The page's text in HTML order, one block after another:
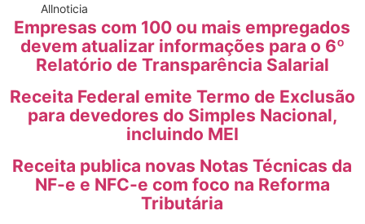
Allnoticia
Empresas com 100 ou mais empregados
devem atualizar informações para o 6º
Relatório de Transparência Salarial
Receita Federal emite Termo de Exclusão
para devedores do Simples Nacional,
incluindo MEI
Receita publica novas Notas Técnicas da
NF-e e NFC-e com foco na Reforma
Tributária